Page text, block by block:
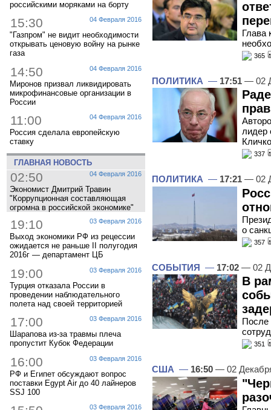
российскими моряками на борту
04 Февраля 2016
15:30
"Газпром" не видит необходимости
открывать ценовую войну на рынке
газа
04 Февраля 2016
14:50
Миронов призвал ликвидировать
микрофинансовые организации в
России
04 Февраля 2016
11:00
Россия сделала европейскую
ставку
ГЛАВНАЯ НОВОСТЬ
04 Февраля 2016
02:50
Экономист Дмитрий Травин
"Коррупционная составляющая
огромна в российской экономике"
03 Февраля 2016
19:10
Выход экономики РФ из рецессии
ожидается не раньше II полугодия
2016г — департамент ЦБ
03 Февраля 2016
19:00
Турция отказала России в
проведении наблюдательного
полета над своей территорией
03 Февраля 2016
17:00
Шарапова из-за травмы плеча
пропустит Кубок Федерации
03 Февраля 2016
16:00
РФ и Египет обсуждают вопрос
поставки Egypt Air до 40 лайнеров
SSJ 100
03 Февраля 2016
Глава
365
ПОЛИТИКА — 17:51 — 02
лидер
Кличко
337
ПОЛИТИКА — 17:21 — 02
о
357
СОБЫТИЯ — 17:02 — 02
В
После
351
США — 16:50 — 02